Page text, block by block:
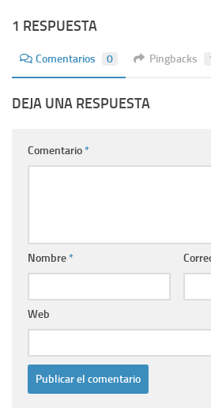
1 RESPUESTA
Comentarios 0 Pingbacks
DEJA UNA RESPUESTA
Comentario*
Nombre*
Web